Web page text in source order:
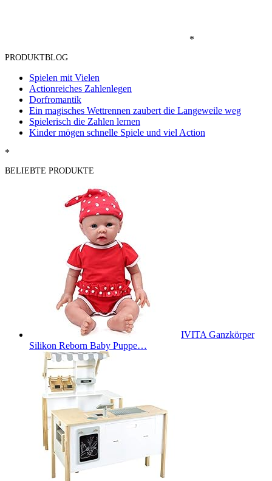
*
PRODUKTBLOG
Spielen mit Vielen
Actionreiches Zahlenlegen
Dorfromantik
Ein magisches Wettrennen zaubert die Langeweile weg
Spielerisch die Zahlen lernen
Kinder mögen schnelle Spiele und viel Action
*
BELIEBTE PRODUKTE
IVITA Ganzkörper
Silikon Reborn Baby Puppe…